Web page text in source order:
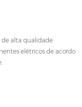
de alta qualidade
elétricos de acordo